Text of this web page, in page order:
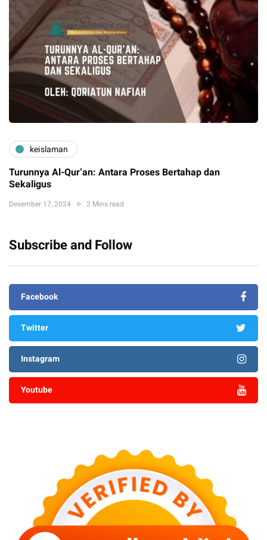
keislaman
Turunnya Al-Qur’an: Antara Proses Bertahap dan
Sekaligus
Desember 17, 2024 2 Mins read
Subscribe and Follow
Facebook
Twitter
Instagram
Youtube